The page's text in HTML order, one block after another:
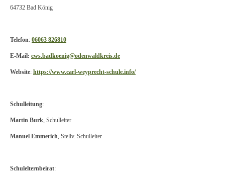
64732 Bad König
Telefon: 06063 826810
E-Mail: cws.badkoenig@odenwaldkreis.de
Website: https://www.carl-weyprecht-schule.info/
Schulleitung:
Martin Burk , Schulleiter
Manuel Emmerich Stellv. Schulleiter
Schulelternbeirat: